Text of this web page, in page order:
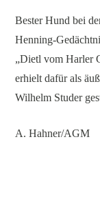
Bester Hund bei
Henning-
„Dietl vom Harler
erhielt dafür als
Wilhelm Studer
A. Hahner/AGM